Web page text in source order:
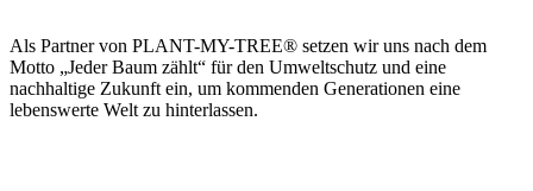
Als Partner von PLANT-MY-TREE® setzen wir uns nach dem
Motto „Jeder Baum zählt“ für den Umweltschutz und eine
nachhaltige Zukunft ein, um kommenden Generationen eine
lebenswerte Welt zu hinterlassen.